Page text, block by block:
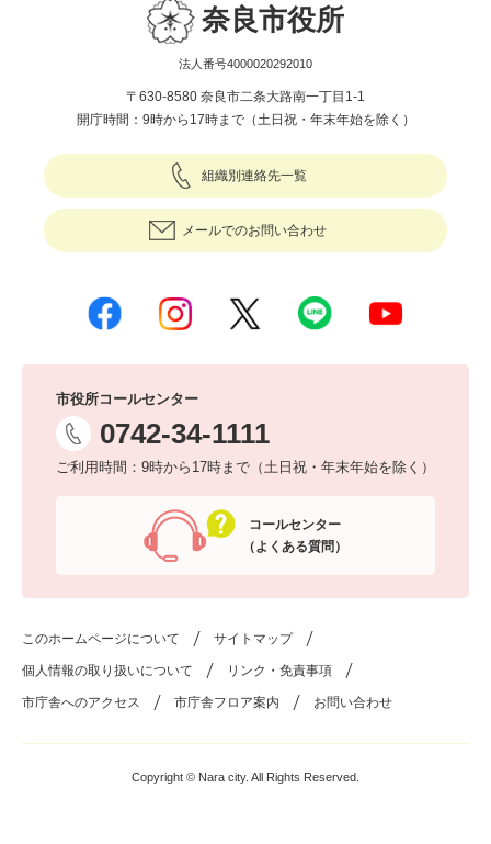
奈良市役所
法人番号4000020292010
〒630-8580 奈良市二条大路南一丁目1-1
開庁時間：9時から17時まで（土日祝・年末年始を除く）
組織別連絡先一覧
メールでのお問い合わせ
市役所コールセンター
0742-34-1111
ご利用時間：9時から17時まで（土日祝・年末年始を除く）
コールセンター
（よくある質問）
このホームページについて サイトマップ
個人情報の取り扱いについて リンク・免責事項
市庁舎へのアクセス 市庁舎フロア案内 お問い合わせ
Copyright © Nara city. All Rights Reserved.